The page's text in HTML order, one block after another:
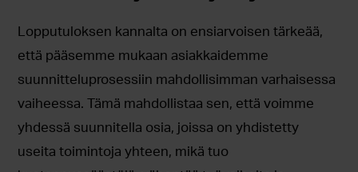
Lopputuloksen kannalta on ensiarvoisen tärkeää,
että pääsemme mukaan asiakkaidemme
suunnitteluprosessiin mahdollisimman varhaisessa
vaiheessa. Tämä mahdollistaa sen, että voimme
yhdessä suunnitella osia, joissa on yhdistetty
useita toimintoja yhteen, mikä tuo